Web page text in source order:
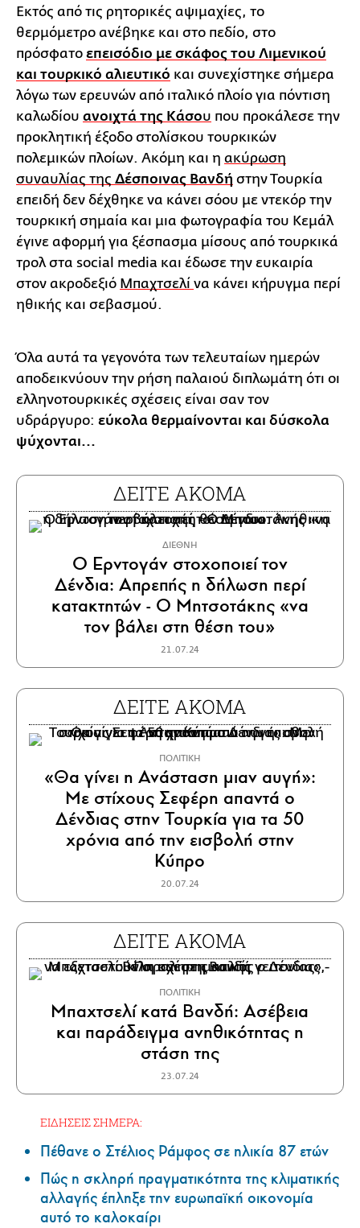
Εκτός από τις ρητορικές αψιμαχίες, το
θερμόμετρο ανέβηκε και στο πεδίο, στο
πρόσφατο επεισόδιο με σκάφος του Λιμενικού
και τουρκικό αλιευτικό και συνεχίστηκε σήμερα
λόγω των ερευνών από ιταλικό πλοίο για πόντιση
καλωδίου ανοιχτά της Κάσου που προκάλεσε την
προκλητική έξοδο στολίσκου τουρκικών
πολεμικών πλοίων. Ακόμη και η ακύρωση
συναυλίας της Δέσποινας Βανδή στην Τουρκία
επειδή δεν δέχθηκε να κάνει σόου με ντεκόρ την
τουρκική σημαία και μια φωτογραφία του Κεμάλ
έγινε αφορμή για ξέσπασμα μίσους από τουρκικά
τρολ στα social media και έδωσε την ευκαιρία
στον ακροδεξιό Μπαχτσελί να κάνει κήρυγμα περί
ηθικής και σεβασμού.
Όλα αυτά τα γεγονότα των τελευταίων ημερών
αποδεικνύουν την ρήση παλαιού διπλωμάτη ότι οι
ελληνοτουρκικές σχέσεις είναι σαν τον
υδράργυρο: εύκολα θερμαίνονται και δύσκολα
ψύχονται...
ΔΕΙΤΕ ΑΚΟΜΑ
ΔΙΕΘΝΗ
Ο Ερντογάν στοχοποιεί τον
Δένδια: Απρεπής η δήλωση περί
κατακτητών - Ο Μητσοτάκης «να
τον βάλει στη θέση του»
21.07.24
ΔΕΙΤΕ ΑΚΟΜΑ
ΠΟΛΙΤΙΚΗ
«Θα γίνει η Ανάσταση μιαν αυγή»:
Με στίχους Σεφέρη απαντά ο
Δένδιας στην Τουρκία για τα 50
χρόνια από την εισβολή στην
Κύπρο
20.07.24
ΔΕΙΤΕ ΑΚΟΜΑ
ΠΟΛΙΤΙΚΗ
Μπαχτσελί κατά Βανδή: Ασέβεια
και παράδειγμα ανηθικότητας η
στάση της
23.07.24
ΕΙΔΗΣΕΙΣ ΣΗΜΕΡΑ:
Πέθανε ο Στέλιος Ράμφος σε ηλικία 87 ετών
Πώς η σκληρή πραγματικότητα της κλιματικής
αλλαγής έπληξε την ευρωπαϊκή οικονομία
αυτό το καλοκαίρι